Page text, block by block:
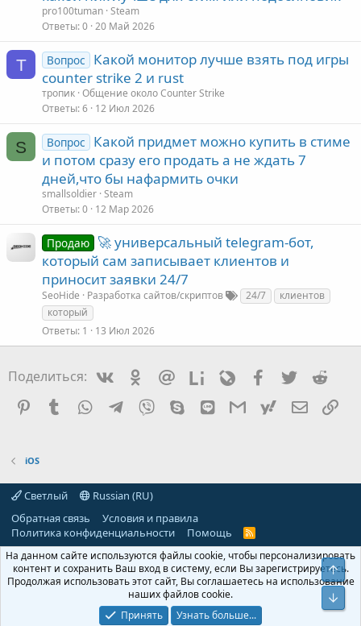
с
pro100tuman Steam
Ответы 0 20 Май 2026
Т Вопрос
Какой монитор лучше взять под игры
counter strike 2 и rust
тропик Общение около Counter Strike
Ответы 6 12 Июл 2026
S Вопрос
Какой придмет можно купить в стиме
и потом сразу его продать а не ждать 7
дней,что бы нафармить очки
smallsoldier Steam
Ответы 0 12 Мар 2026
Продаю 🚀 универсальный telegram-бот,
который сам записывает клиентов и
приносит заявки 24/7
SeoHide Разработка сайтов/скриптов 24/7
клиентов
который
Ответы 1 13 Июл 2026
Поделиться: VkontakteOdnoklassniki
Mail.ruLiveinternetLivejournalFacebook
Twitter
Pinterest
Tumblr WhatsAppTelegram
Viber Skype LineGmailyahoomail
iOS
Светлый
Russian (RU)
Обратная связь
Условия и правила
Политика конфиденциальности
Помощь
R
S
На данном сайте используются файлы cookie, чтобы персонализировать
контент и сохранить Ваш вход в систему, если Вы зарегистрируетесь.
Продолжая использовать этот сайт, Вы соглашаетесь на использование
наших файлов cookie.
Принять
Узнать больше...